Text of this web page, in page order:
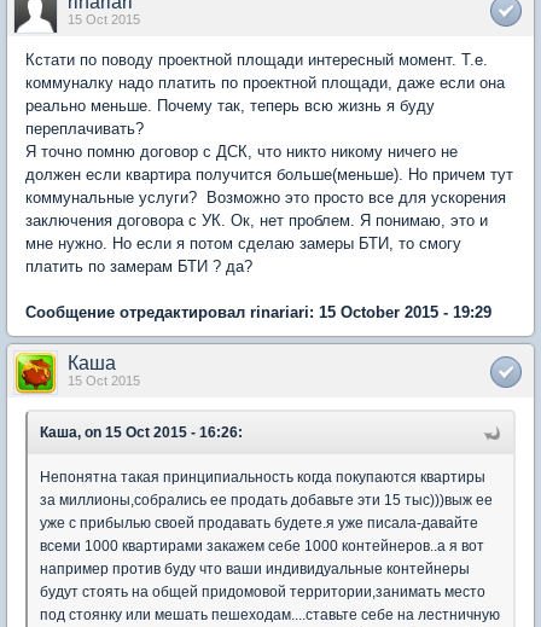
15 Oct 2015
Кстати по поводу проектной площади интересный момент. Т.е.
коммуналку надо платить по проектной площади, даже если она
реально меньше. Почему так, теперь всю жизнь я буду
переплачивать?
Я точно помню договор с ДСК, что никто никому ничего не
должен если квартира получится больше(меньше). Но причем тут
коммунальные услуги? Возможно это просто все для ускорения
заключения договора с УК. Ок, нет проблем. Я понимаю, это и
мне нужно. Но если я потом сделаю замеры БТИ, то смогу
платить по замерам БТИ ? да?
Сообщение отредактировал rinariari: 15 October 2015 - 19:29
Каша
15 Oct 2015
Каша, on 15 Oct 2015 - 16:26:
Непонятна такая принципиальность когда покупаются квартиры
за миллионы,собрались ее продать добавьте эти 15 тыс)))выж ее
уже с прибылью своей продавать будете.я уже писала-давайте
всеми 1000 квартирами закажем себе 1000 контейнеров..а я вот
например против буду что ваши индивидуальные контейнеры
будут стоять на общей придомовой территории,занимать место
под стоянку или мешать пешеходам....ставьте себе на лестничную